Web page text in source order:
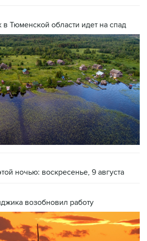
Тюменской области идет на спад
ночью: воскресенье, 9 августа
возобновил работу